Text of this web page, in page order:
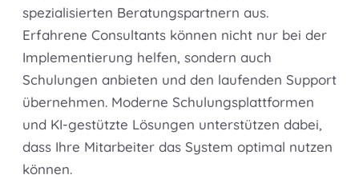
spezialisierten Beratungspartnern aus.
Erfahrene Consultants können nicht nur bei der
Implementierung helfen, sondern auch
Schulungen anbieten und den laufenden Support
übernehmen. Moderne Schulungsplattformen
und KI-gestützte Lösungen unterstützen dabei,
dass Ihre Mitarbeiter das System optimal nutzen
können.